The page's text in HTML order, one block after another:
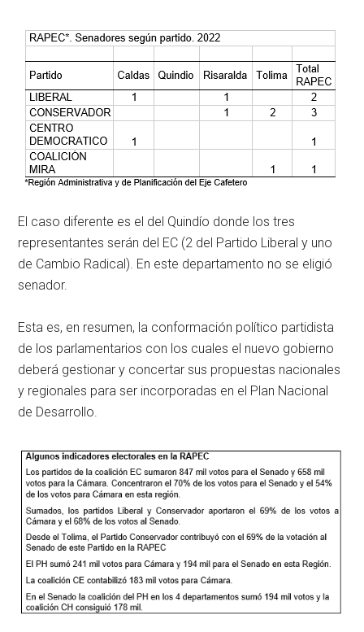
El caso diferente es el del Quindío donde los tres
representantes serán del EC (2 del Partido Liberal y uno
de Cambio Radical). En este departamento no se eligió
senador.
Esta es, en resumen, la conformación político partidista
de los parlamentarios con los cuales el nuevo gobierno
deberá gestionar y concertar sus propuestas nacionales
y regionales para ser incorporadas en el Plan Nacional
de Desarrollo.